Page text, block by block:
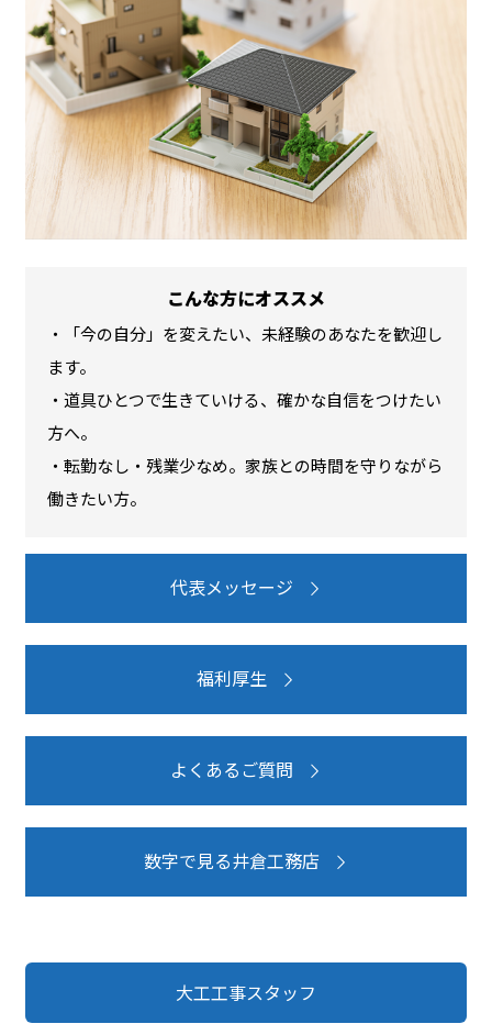
こんな方にオススメ
・「今の自分」を変えたい、未経験のあなたを歓迎し
ます。
・道具ひとつで生きていける、確かな自信をつけたい
方へ。
・転勤なし・残業少なめ。家族との時間を守りながら
働きたい方。
代表メッセージ
福利厚生
よくあるご質問
数字で見る井倉工務店
大工工事スタッフ